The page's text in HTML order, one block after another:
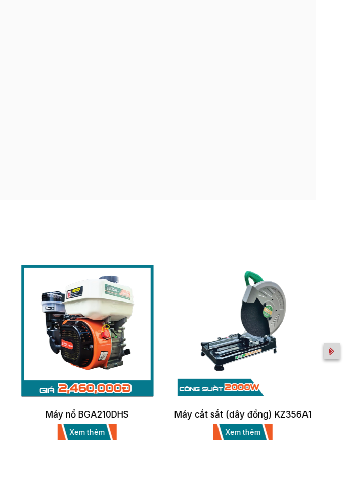
Máy nổ BGA210DHS
Xem thêm
Máy cắt sắt (dây đồng) KZ356A1
Xem thêm